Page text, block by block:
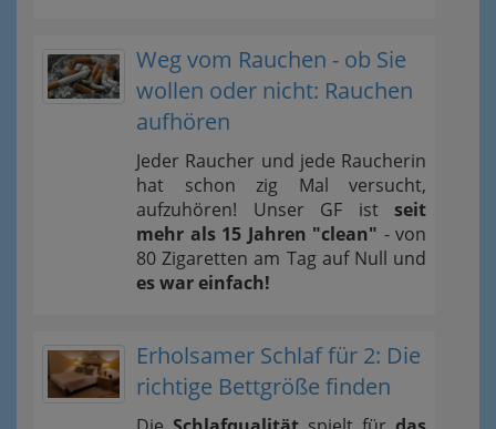
Weg vom Rauchen - ob Sie
wollen oder nicht: Rauchen
aufhören
Jeder Raucher und jede Raucherin
hat schon zig Mal versucht,
aufzuhören! Unser GF ist seit
mehr als 15 Jahren "clean" - von
80 Zigaretten am Tag auf Null und
es war einfach!
Erholsamer Schlaf für 2: Die
richtige Bettgröße finden